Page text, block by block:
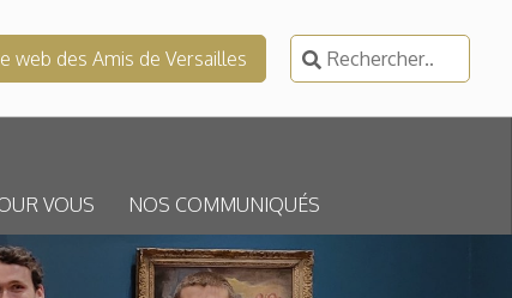
web des Amis de Versailles
Rechercher :
VOUS NOS COMMUNIQUÉS